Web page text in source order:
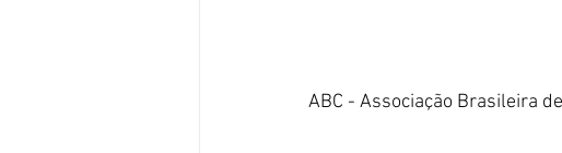
ABC - Associação Brasileira